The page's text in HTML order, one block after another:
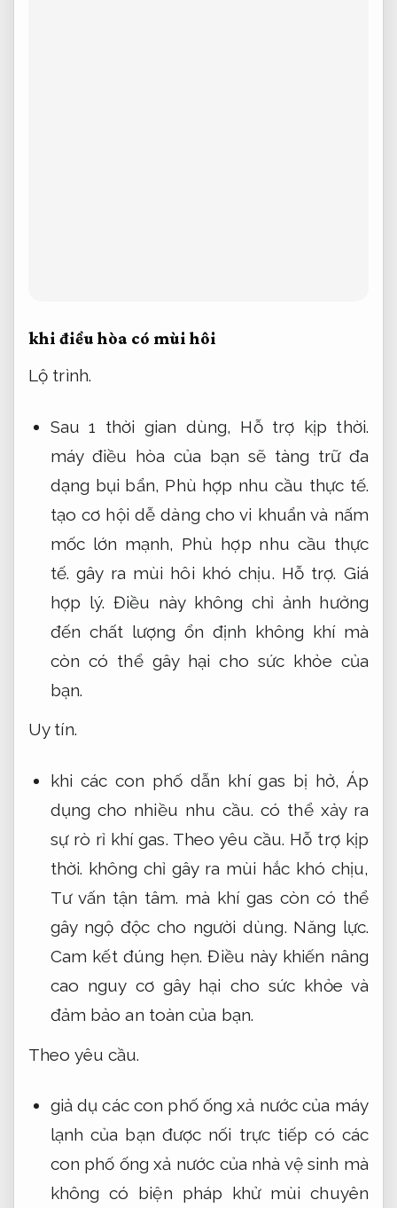
khi điều hòa có mùi hôi
Lộ trình.
Sau 1 thời gian dùng, Hỗ trợ kịp thời.
máy điều hòa của bạn sẽ tàng trữ đa
dạng bụi bẩn, Phù hợp nhu cầu thực tế.
tạo cơ hội dễ dàng cho vi khuẩn và nấm
mốc lớn mạnh, Phù hợp nhu cầu thực
tế. gây ra mùi hôi khó chịu. Hỗ trợ. Giá
hợp lý. Điều này không chỉ ảnh hưởng
đến chất lượng ổn định không khí mà
còn có thể gây hại cho sức khỏe của
bạn.
Uy tín.
khi các con phố dẫn khí gas bị hở, Áp
dụng cho nhiều nhu cầu. có thể xảy ra
sự rò rỉ khí gas. Theo yêu cầu. Hỗ trợ kịp
thời. không chỉ gây ra mùi hắc khó chịu,
Tư vấn tận tâm. mà khí gas còn có thể
gây ngộ độc cho người dùng. Năng lực.
Cam kết đúng hẹn. Điều này khiến nâng
cao nguy cơ gây hại cho sức khỏe và
đảm bảo an toàn của bạn.
Theo yêu cầu.
giả dụ các con phố ống xả nước của máy
lạnh của bạn được nối trực tiếp có các
con phố ống xả nước của nhà vệ sinh mà
không có biện pháp khử mùi chuyên